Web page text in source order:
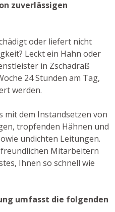
zuverlässigen
oder liefert nicht
Leckt ein Hahn oder
in Zschadraß
24 Stunden am Tag,
werden.
mit dem Instandsetzen von
tropfenden Hähnen und
undichten Leitungen.
Mitarbeitern
Ihnen so schnell wie
umfasst die folgenden